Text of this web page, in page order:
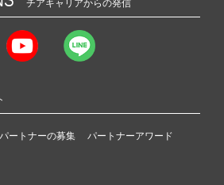
チアキャリアからの発信
パートナーの募集 パートナーアワード